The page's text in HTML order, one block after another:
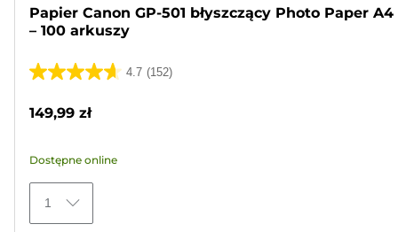
Papier Canon GP-501 błyszczący Photo Paper A4
– 100 arkuszy
4.7 (152)
4.7
152
Recenzji
149,99 zł
Dostępne online
1